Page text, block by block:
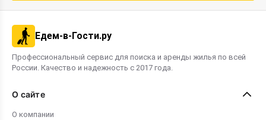
Едем-в-Гости.ру
Профессиональный сервис для поиска и аренды жилья по всей
России. Качество и надежность с 2017 года.
О сайте
О компании